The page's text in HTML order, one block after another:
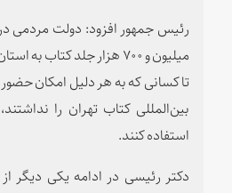
رئیس جمهور افزود: دولت مردمی
میلیون و ۷۰۰ هزار جلد
تا کسانی که به هر دلیل امکان
بین‌المللی کتاب تهران را
استفاده کنند.
دکتر رئیسی در ادامه یکی دیگر